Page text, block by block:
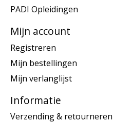
PADI Opleidingen
Mijn account
Registreren
Mijn bestellingen
Mijn verlanglijst
Informatie
Verzending & retourneren